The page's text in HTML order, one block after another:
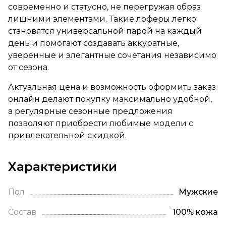
современно и статусно, не перегружая образ
лишними элементами. Такие лоферы легко
становятся универсальной парой на каждый
день и помогают создавать аккуратные,
уверенные и элегантные сочетания независимо
от сезона.
Актуальная цена и возможность оформить заказ
онлайн делают покупку максимально удобной,
а регулярные сезонные предложения
позволяют приобрести любимые модели с
привлекательной скидкой.
Характеристики
Пол Мужские
Состав 100% кожа